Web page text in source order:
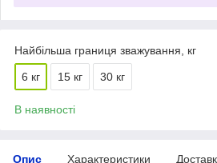
Найбільша границя зважування, кг
6 кг 15 кг 30 кг
В наявності
Опис Характеристики